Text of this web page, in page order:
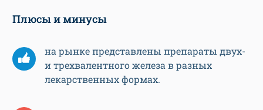
Плюсы и минусы
на рынке представлены препараты двух-
и трехвалентного железа в разных
лекарственных формах.